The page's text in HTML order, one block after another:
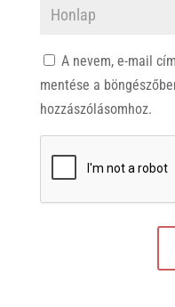
A nevem, e-mail
mentése a
hozzászólásomhoz.